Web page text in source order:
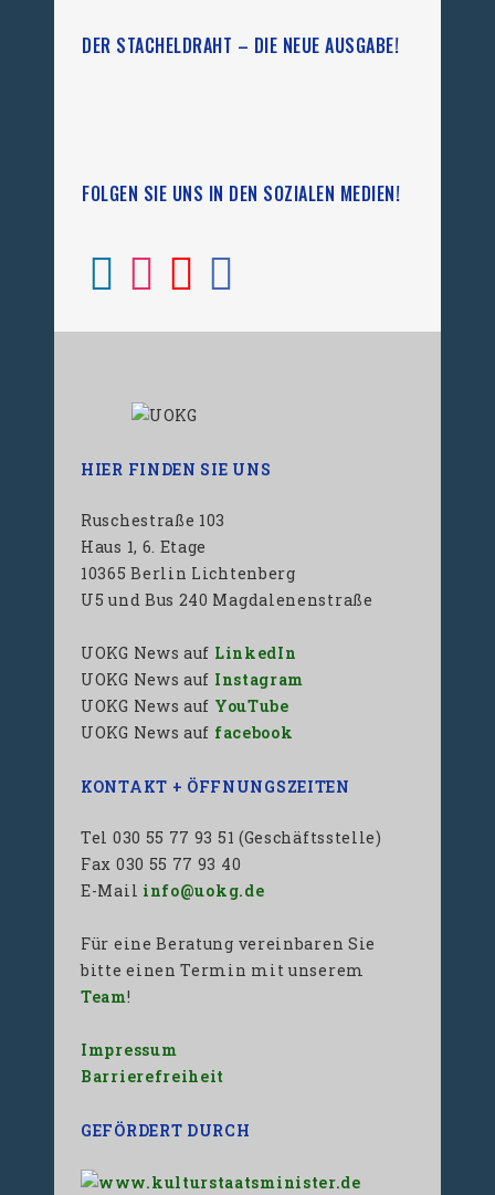
DER STACHELDRAHT – DIE NEUE AUSGABE!
FOLGEN SIE UNS IN DEN SOZIALEN MEDIEN!
HIER FINDEN SIE UNS
Ruschestraße 103
Haus 1, 6. Etage
10365 Berlin Lichtenberg
U5 und Bus 240 Magdalenenstraße
UOKG News auf LinkedIn
UOKG News auf Instagram
UOKG News auf YouTube
UOKG News auf facebook
KONTAKT + ÖFFNUNGSZEITEN
Tel 030 55 77 93 51 (Geschäftsstelle)
Fax 030 55 77 93 40
E-Mail info@uokg.de
Für eine Beratung vereinbaren Sie
bitte einen Termin mit unserem
Team!
Impressum
Barrierefreiheit
GEFÖRDERT DURCH